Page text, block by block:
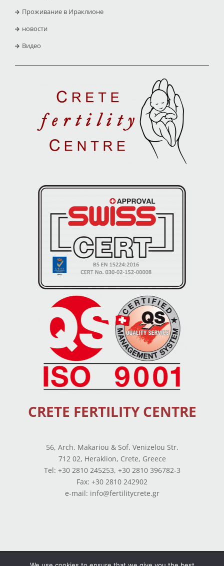
Проживание в Ираклионе
новости
Видео
CRETE FERTILITY CENTRE
56, Arch. Makariou & Sof. Venizelou Str.
712 02, Heraklion, Crete, Greece
Tel: +30 2810 245253, +30 2810 396782-3
Fax: +30 2810 242902
e-mail: info@fertilitycrete.gr
Terms of use—Privacy Policy—Balance Sheets